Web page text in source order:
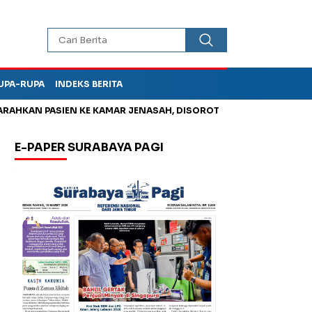
RUPA INDEKS BERITA
KE KAMAR JENASAH, DISOROT Kurangi Timbunan
E-PAPER SURABAYA PAGI